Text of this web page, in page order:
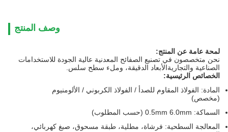
وصف المنتج
لمحة عامة عن المنتج:
نحن متخصصون في تصنيع الصفائح المعدنية عالية الجودة للاستخدامات
الصناعية والتجاريةالأبعاد الدقيقة، وملء سطح سلس.
الخصائص الرئيسية:
المادة: الفولاذ المقاوم للصدأ / الفولاذ الكربوني / الألومنيوم
(مخصص)
السماكة: 0.5mm 6.0mm (حسب المطلوب)
المعالجة السطحية: فرشاة، مطلية، طبقة مسحوق، صبغ كهربائي،